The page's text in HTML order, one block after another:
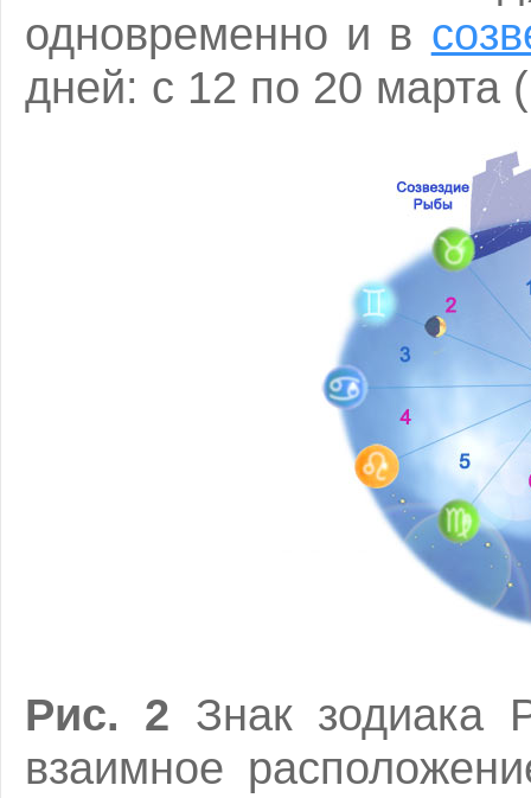
одновременно и в
дней: с 12 по 20 марта
Рис. 2 Знак зодиака
взаимное